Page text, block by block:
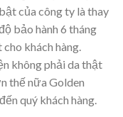
của công ty là thay
bảo hành 6 tháng
khách hàng.
không phải da thật
thế nữa Golden
quý khách hàng.